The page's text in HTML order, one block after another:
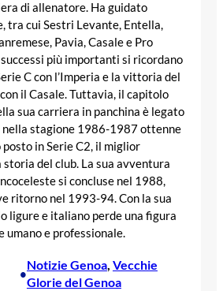
di allenatore. Ha guidato
tra cui Sestri Levante, Entella,
Pavia, Casale e Pro
più importanti si ricordano
C con l’Imperia e la vittoria del
il Casale. Tuttavia, il capitolo
sua carriera in panchina è legato
nella stagione 1986-1987 ottenne
in Serie C2, il miglior
del club. La sua avventura
si concluse nel 1988,
ritorno nel 1993-94. Con la sua
ligure e italiano perde una figura
umano e professionale.
•
Notizie Genoa, Vecchie
Glorie del Genoa